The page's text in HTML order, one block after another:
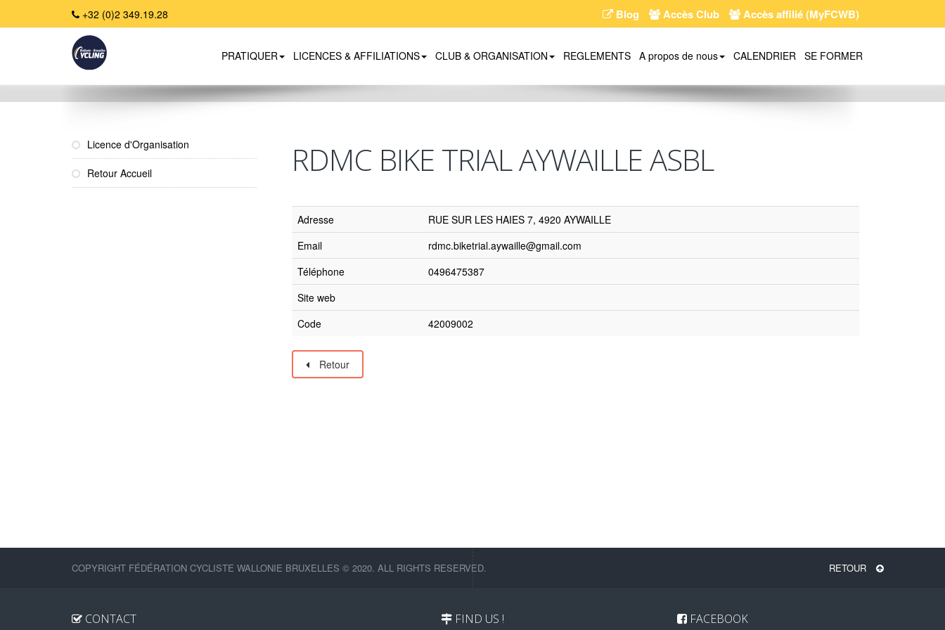
+32 (0)2 349.19.28 Blog Accès Club Accès affilié (MyFCWB)
PRATIQUER LICENCES & AFFILIATIONS CLUB & ORGANISATION REGLEMENTS A propos de nous CALENDRIER SE FORMER
Licence d'Organisation
Retour Accueil RDMC BIKE TRIAL AYWAILLE ASBL
Adresse
RUE SUR LES HAIES 7, 4920 AYWAILLE
Email
rdmc.biketrial.aywaille@gmail.com
Téléphone
0496475387
Site web
Code
42009002
Retour
COPYRIGHT FÉDÉRATION CYCLISTE WALLONIE BRUXELLES © 2020. ALL RIGHTS RESERVED. RETOUR
CONTACT FIND US ! FACEBOOK